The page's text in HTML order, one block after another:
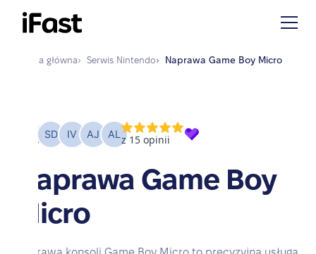
Strona główna› Serwis Nintendo› Naprawa Game Boy Micro
Naprawa Game Boy
Micro